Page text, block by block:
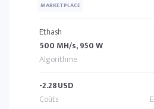
MARKETPLACE
Ethash
500 MH/s, 950 W
-2.28USD